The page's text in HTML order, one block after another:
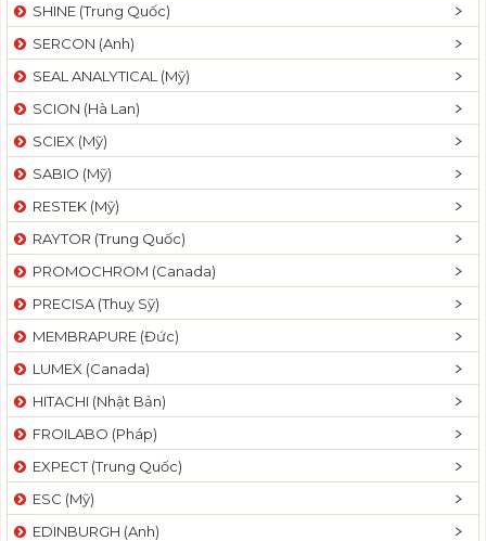
SHINE (Trung Quốc)
SERCON (Anh)
SEAL ANALYTICAL (Mỹ)
SCION (Hà Lan)
SCIEX (Mỹ)
SABIO (Mỹ)
RESTEK (Mỹ)
RAYTOR (Trung Quốc)
PROMOCHROM (Canada)
PRECISA (Thuỵ Sỹ)
MEMBRAPURE (Đức)
LUMEX (Canada)
HITACHI (Nhật Bản)
FROILABO (Pháp)
EXPECT (Trung Quốc)
ESC (Mỹ)
EDINBURGH (Anh)